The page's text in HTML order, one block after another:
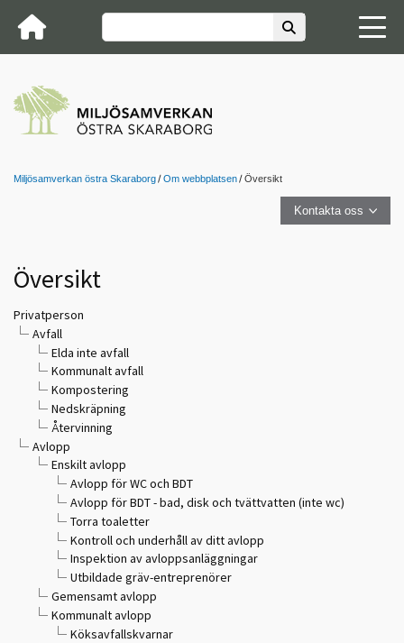
Miljösamverkan östra Skaraborg Om webbplatsen Översikt
Kontakta oss
Översikt
Privatperson
Avfall
Elda inte avfall
Kommunalt avfall
Kompostering
Nedskräpning
Återvinning
Avlopp
Enskilt avlopp
Avlopp för WC och BDT
Avlopp för BDT - bad, disk och tvättvatten (inte wc)
Torra toaletter
Kontroll och underhåll av ditt avlopp
Inspektion av avloppsanläggningar
Utbildade gräv-entreprenörer
Gemensamt avlopp
Kommunalt avlopp
Köksavfallskvarnar